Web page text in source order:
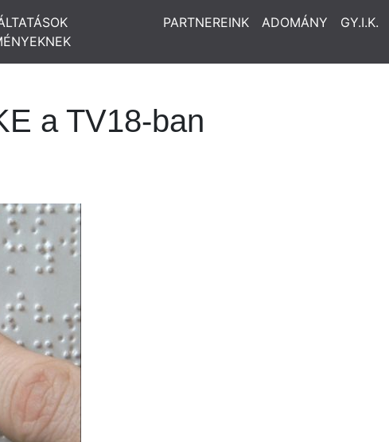
PARTNEREINK ADOMÁNY GY.I.K.
a TV18-ban